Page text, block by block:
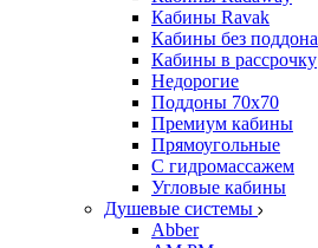
Кабины Ravak
Кабины без поддона
Кабины в рассрочку
Недорогие
Поддоны 70x70
Премиум кабины
Прямоугольные
С гидромассажем
Угловые кабины
Душевые системы
Abber